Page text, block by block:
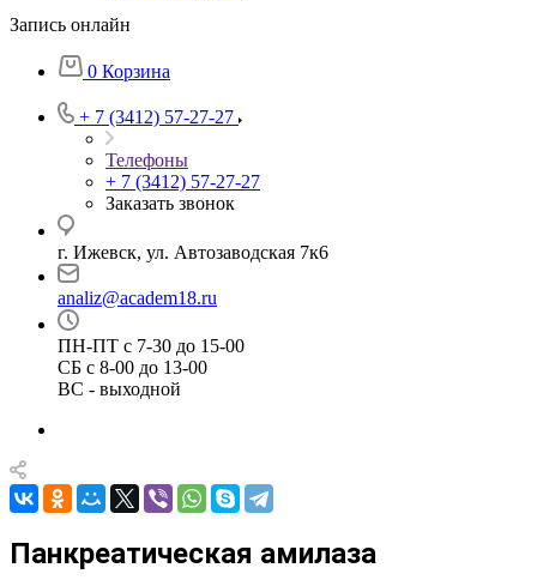
Запись онлайн
0 Корзина
+ 7 (3412) 57-27-27
Телефоны
+ 7 (3412) 57-27-27
Заказать звонок
г. Ижевск, ул. Автозаводская 7к6
analiz@academ18.ru
ПН-ПТ с 7-30 до 15-00
СБ с 8-00 до 13-00
ВС - выходной
Панкреатическая амилаза